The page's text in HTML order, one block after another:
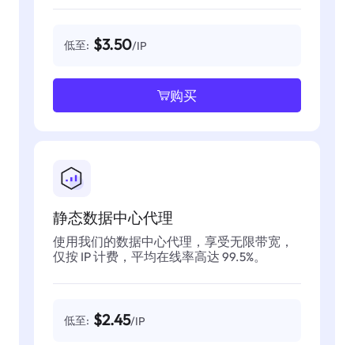
低至: $3.50/IP
购买
静态数据中心代理
使用我们的数据中心代理，享受无限带宽，
仅按 IP 计费，平均在线率高达 99.5%。
低至: $2.45/IP